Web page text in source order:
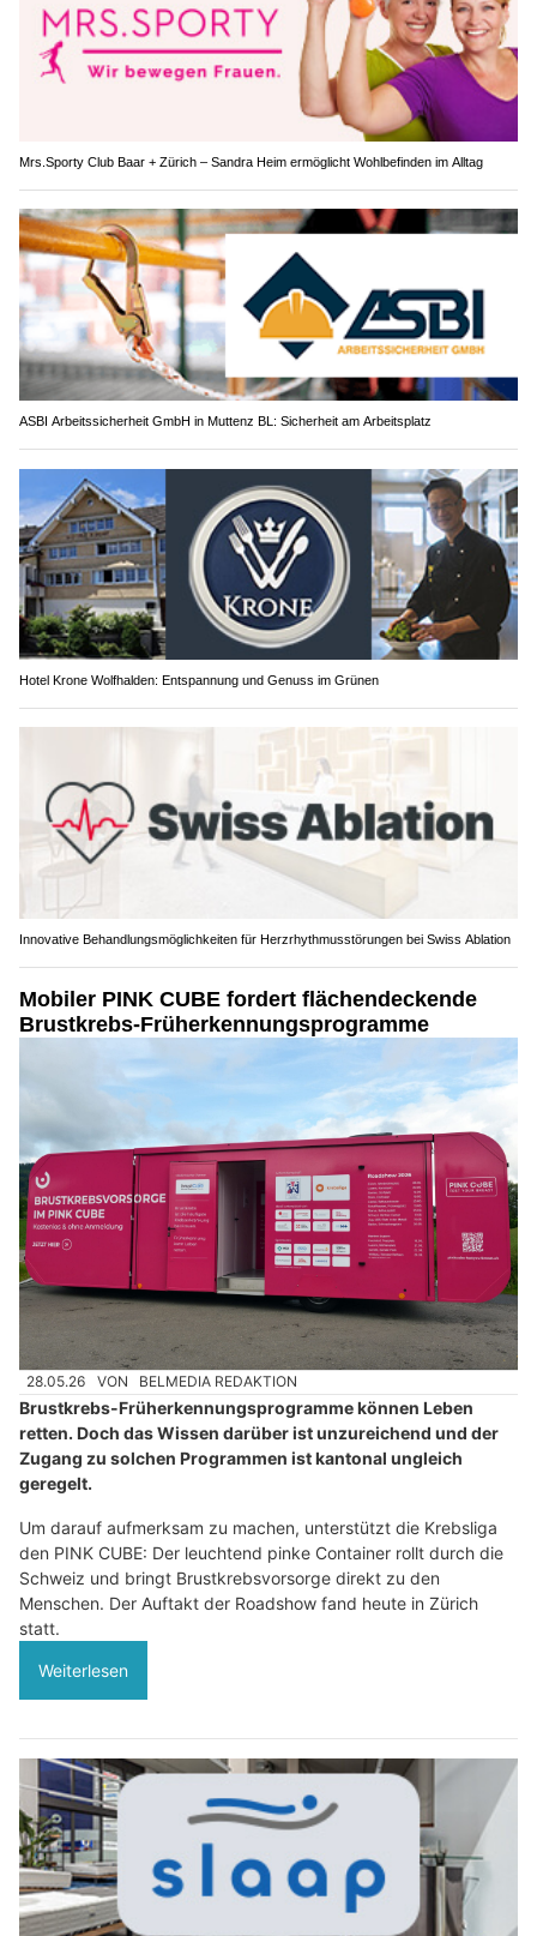
Mrs.Sporty Club Baar + Zürich – Sandra Heim ermöglicht Wohlbefinden im Alltag
ASBI Arbeitssicherheit GmbH in Muttenz BL: Sicherheit am Arbeitsplatz
Hotel Krone Wolfhalden: Entspannung und Genuss im Grünen
Innovative Behandlungsmöglichkeiten für Herzrhythmusstörungen bei Swiss Ablation
Mobiler PINK CUBE fordert flächendeckende
Brustkrebs-Früherkennungsprogramme
28.05.26 VON BELMEDIA REDAKTION
Brustkrebs-Früherkennungsprogramme können Leben
retten. Doch das Wissen darüber ist unzureichend und der
Zugang zu solchen Programmen ist kantonal ungleich
geregelt.
Um darauf aufmerksam zu machen, unterstützt die Krebsliga
den PINK CUBE: Der leuchtend pinke Container rollt durch die
Schweiz und bringt Brustkrebsvorsorge direkt zu den
Menschen. Der Auftakt der Roadshow fand heute in Zürich
statt.
Weiterlesen